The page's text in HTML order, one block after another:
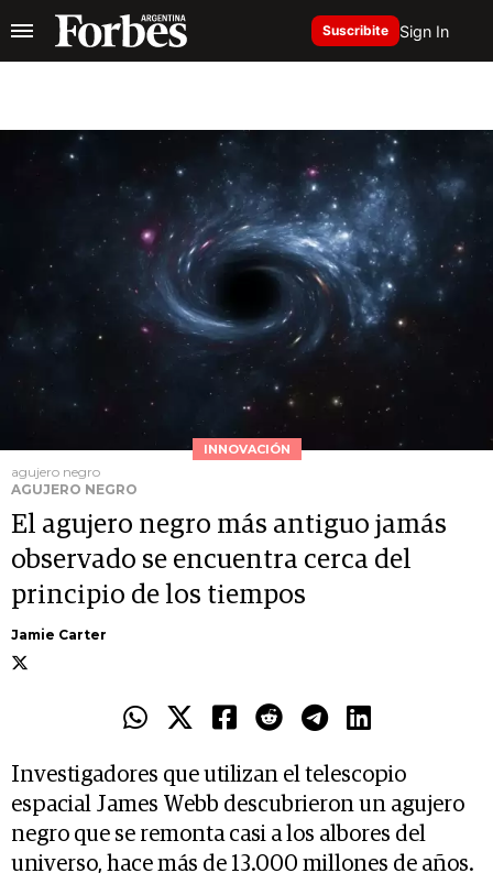
Suscribite Sign In
INNOVACIÓN
agujero negro
AGUJERO NEGRO
El agujero negro más antiguo jamás
observado se encuentra cerca del
principio de los tiempos
Jamie Carter
Investigadores que utilizan el telescopio
espacial James Webb descubrieron un agujero
negro que se remonta casi a los albores del
universo, hace más de 13.000 millones de años.